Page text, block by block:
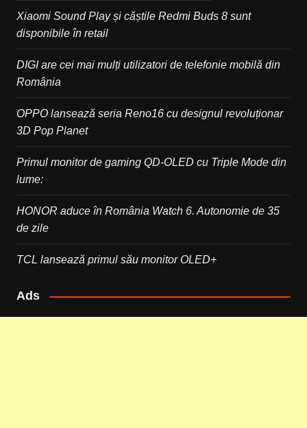
Xiaomi Sound Play și căștile Redmi Buds 8 sunt
disponibile în retail
DIGI are cei mai mulți utilizatori de telefonie mobilă din
România
OPPO lansează seria Reno16 cu designul revoluționar
3D Pop Planet
Primul monitor de gaming QD-OLED cu Triple Mode din
lume:
HONOR aduce în România Watch 6. Autonomie de 35
de zile
TCL lansează primul său monitor OLED+
Ads